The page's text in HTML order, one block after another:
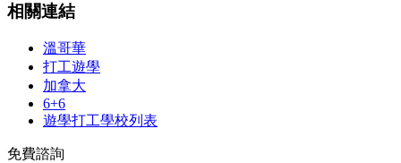
相關連結
溫哥華
打工遊學
加拿大
6+6
遊學打工學校列表
免費諮詢